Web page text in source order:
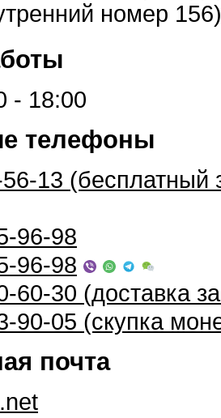
номер
- 18:00
телефоны
13 (бесплатный
96-98
96-98
60-30 (доставка
90-05 (скупка
почта